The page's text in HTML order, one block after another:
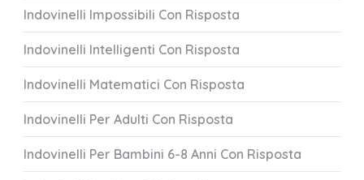
Indovinelli Impossibili Con Risposta
Indovinelli Intelligenti Con Risposta
Indovinelli Matematici Con Risposta
Indovinelli Per Adulti Con Risposta
Indovinelli Per Bambini 6-8 Anni Con Risposta